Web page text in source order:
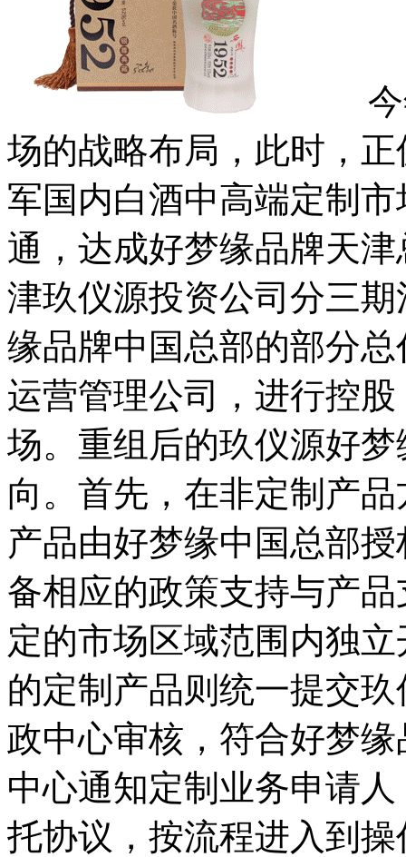
今年
场的战略布局，此时，
军国内白酒中高端定制
通，达成好梦缘品牌天
津玖仪源投资公司分三
缘品牌中国总部的部分
运营管理公司，进行控
场。重组后的玖仪源好
向。首先，在非定制产
产品由好梦缘中国总部
备相应的政策支持与产
定的市场区域范围内独
的定制产品则统一提交
政中心审核，符合好梦
中心通知定制业务申请
托协议，按流程进入到